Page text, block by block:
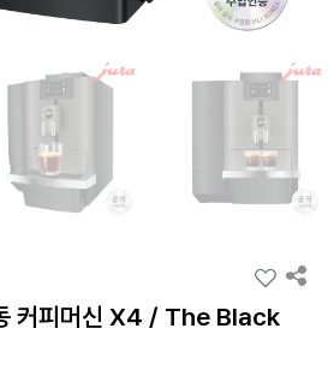
커피머신 X4 / The Black